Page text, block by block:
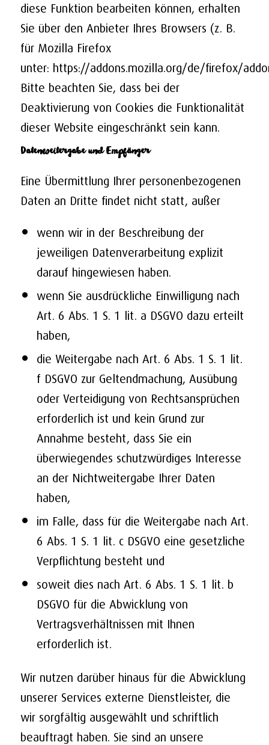
diese Funktion bearbeiten können, erhalten
Sie über den Anbieter Ihres Browsers (z. B.
für Mozilla Firefox
unter: https://addons.mozilla.org/de/firefox/
Bitte beachten Sie, dass bei der
Deaktivierung von Cookies die Funktionalität
dieser Website eingeschränkt sein kann.
Datenweitergabe und Empfänger
Eine Übermittlung Ihrer personenbezogenen
Daten an Dritte findet nicht statt, außer
wenn wir in der Beschreibung der
jeweiligen Datenverarbeitung explizit
darauf hingewiesen haben.
wenn Sie ausdrückliche Einwilligung nach
Art. 6 Abs. 1 S. 1 lit. a DSGVO dazu erteilt
haben,
die Weitergabe nach Art. 6 Abs. 1 S. 1 lit.
f DSGVO zur Geltendmachung, Ausübung
oder Verteidigung von Rechtsansprüchen
erforderlich ist und kein Grund zur
Annahme besteht, dass Sie ein
überwiegendes schutzwürdiges Interesse
an der Nichtweitergabe Ihrer Daten
haben,
im Falle, dass für die Weitergabe nach Art.
6 Abs. 1 S. 1 lit. c DSGVO eine gesetzliche
Verpflichtung besteht und
soweit dies nach Art. 6 Abs. 1 S. 1 lit. b
DSGVO für die Abwicklung von
Vertragsverhältnissen mit Ihnen
erforderlich ist.
Wir nutzen darüber hinaus für die Abwicklung
unserer Services externe Dienstleister, die
wir sorgfältig ausgewählt und schriftlich
beauftragt haben. Sie sind an unsere